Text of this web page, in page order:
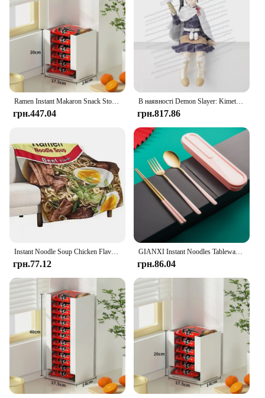
грн.447.04
В наявності Demon Slayer: Kimetsu No Yaiba Figure Tanjiro Zenitsu Nezuko Sitting Position Doll Instant Noodle Press
грн.817.86
Instant Noodle Soup Chicken Flavor Ramen Blanket Soft Comfort Lightweight Flannel Fluffy Microfiber Sofa Bed Plush Blanket
грн.77.12
GIANXI Instant Noodles Tableware Set With Cutlery Box Stainless Steel Chopsticks Spoon Fork Set Kitchen Dinnerware Flatware
грн.86.04